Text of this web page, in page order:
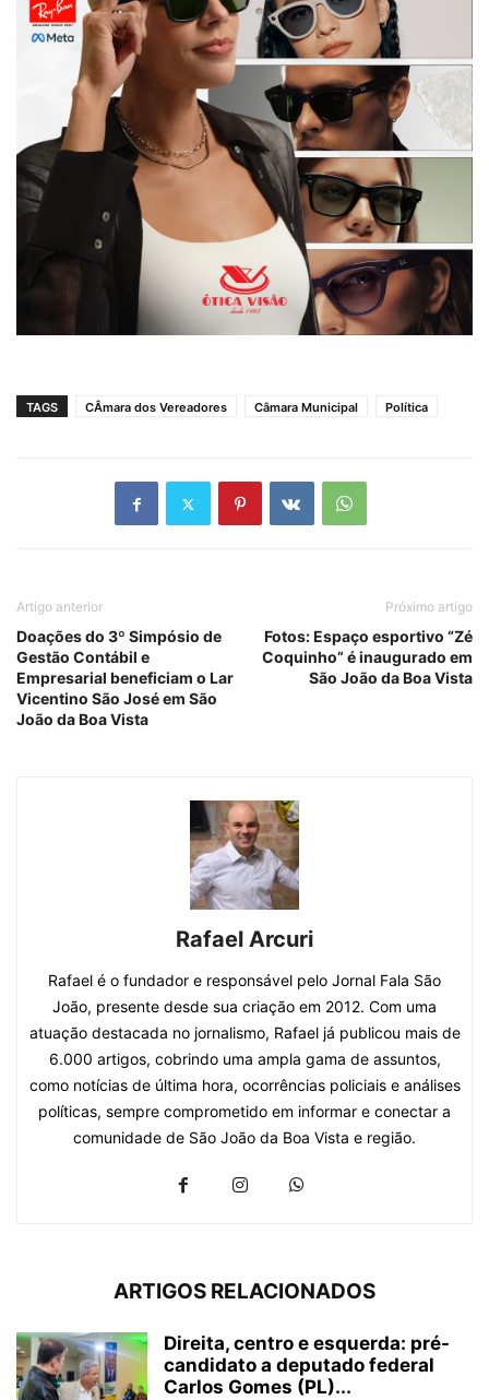
TAGS CÂmara dos Vereadores Câmara Municipal Política
Artigo anterior
Doações do 3º Simpósio de
Gestão Contábil e
Empresarial beneficiam o Lar
Vicentino São José em São
João da Boa Vista
Próximo artigo
Fotos: Espaço esportivo “Zé
Coquinho” é inaugurado em
São João da Boa Vista
Rafael Arcuri
Rafael é o fundador e responsável pelo Jornal Fala São
João, presente desde sua criação em 2012. Com uma
atuação destacada no jornalismo, Rafael já publicou mais de
6.000 artigos, cobrindo uma ampla gama de assuntos,
como notícias de última hora, ocorrências policiais e análises
políticas, sempre comprometido em informar e conectar a
comunidade de São João da Boa Vista e região.
ARTIGOS RELACIONADOS
Direita, centro e esquerda: pré-
candidato a deputado federal
Carlos Gomes (PL)...